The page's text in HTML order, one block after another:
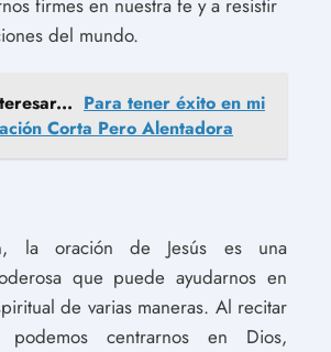
firmes en nuestra fe y a resistir
del mundo.
Para tener éxito en mi
Corta Pero Alentadora
la oración de Jesús es una
que puede ayudarnos en
de varias maneras. Al recitar
podemos centrarnos en Dios,